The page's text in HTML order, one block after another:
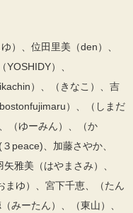
）、位田里美（den）、
）、
）、（きなこ）、吉
）、（しまだ
（ゆーみん）、（か
peace)、加藤さやか、
雅美（はやまさみ）、
まゆ）、宮下千恵、（たん
みーたん）、（東山）、